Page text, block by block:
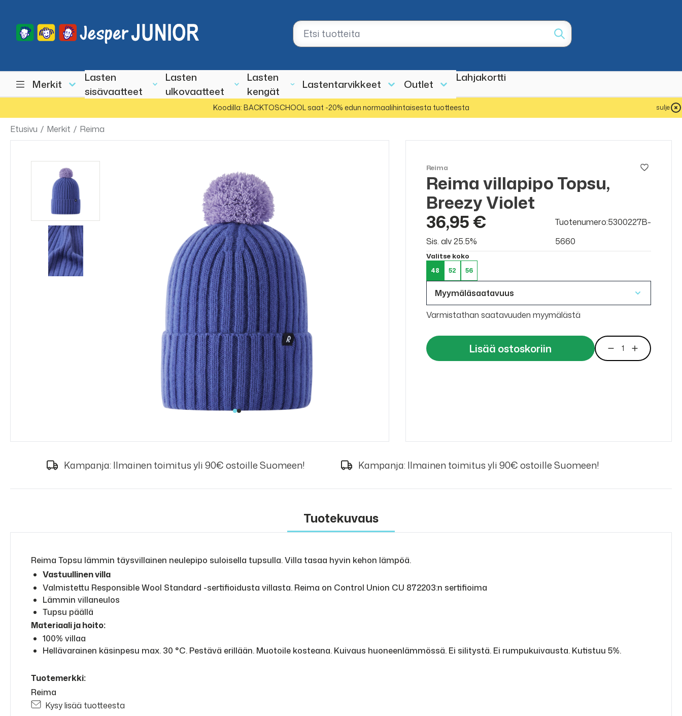
Merkit
Lasten
sisävaatteet
Lasten
ulkovaatteet
Lasten
kengät
Lastentarvikkeet Outlet
Lahjakortti
Koodilla: BACKTOSCHOOL saat -20% edun normaalihintaisesta tuotteesta sulje
Etusivu / Merkit / Reima
Reima
Reima villapipo Topsu,
Breezy Violet
36,95 €
Sis. alv 25.5%
Tuotenumero:5300227B-
5660
Valitse koko
48 52 56
Myymäläsaatavuus
Varmistathan saatavuuden myymälästä
Lisää ostoskoriin
Kampanja: Ilmainen toimitus yli 90€ ostoille Suomeen! Kampanja: Ilmainen toimitus yli 90€ ostoille Suomeen!
Tuotekuvaus
Reima Topsu lämmin täysvillainen neulepipo suloisella tupsulla. Villa tasaa hyvin kehon lämpöä.
Vastuullinen villa
Valmistettu Responsible Wool Standard -sertifioidusta villasta. Reima on Control Union CU 872203:n sertifioima
Lämmin villaneulos
Tupsu päällä
Materiaali ja hoito:
100% villaa
Hellävarainen käsinpesu max. 30 °C. Pestävä erillään. Muotoile kosteana. Kuivaus huoneenlämmössä. Ei silitystä. Ei rumpukuivausta. Kutistuu 5%.
Tuotemerkki:
Reima
Kysy lisää tuotteesta